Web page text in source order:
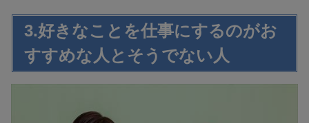
3.好きなことを仕事にするのがお
すすめな人とそうでない人